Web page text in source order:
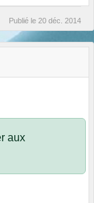
Publié le 20 déc. 2014
aux